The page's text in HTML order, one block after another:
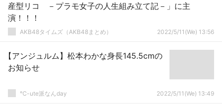
産型リコ －プラモ女子の人生組み立て記－」に主
演！！！
AKB48タイムズ（AKB48まとめ） 2022/5/11(We) 13:56
【アンジュルム】松本わかな身長145.5cmの
お知らせ
℃-ute派なんday 2022/5/11(We) 13:49